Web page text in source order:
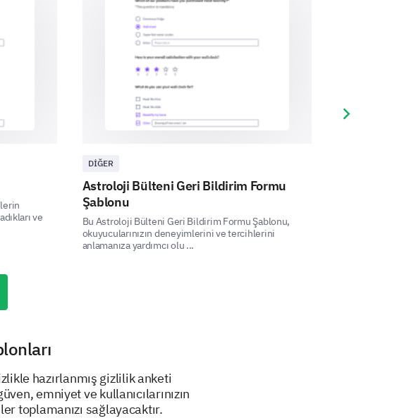
best describe why you do/don't read
you would like to have on your data.
would you like to have on your personal data?
collected
data
ve
DIĞER
Astroloji Bülteni Geri Bildirim Formu
Şablonu
Bu Astroloji Bülteni Geri Bildirim Formu Şablonu,
okuyucularınızın deneyimlerini ve tercihlerini
anlamanıza yardımcı olu ...
Next slide
hazırlanmış gizlilik anketi
emniyet ve kullanıcılarınızın
toplamanızı sağlayacaktır.